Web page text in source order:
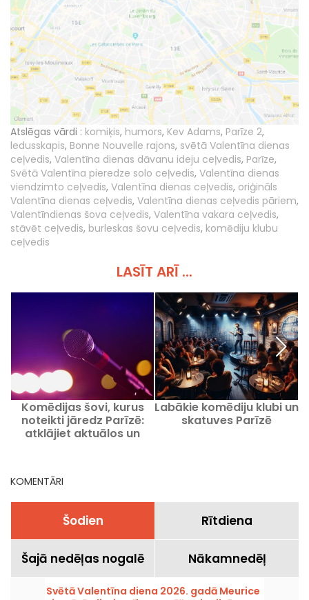
Atslēgas vārdi : komiķis, humors, Kev Adams, Parīze 2,
ledusskapis, Bonne Nouvelle rajons, svētā Valentīna dienas
ceļvedis, Valentīna dienas dāvanu ideju ceļvedis, Parīze,
Svētā Valentīna pieredze solo ceļvedis, Valentīna dienas
viendzimto ceļvedis, Valentīna dienas ceļvedis, oriģināls
Valentīna dienas ceļvedis, Valentīna dienas ceļvedis pāriem,
Valentīndienas šova ceļvedis, Valentīna vakara ceļvedis,
stāvēt ceļvedis, burleskas šovu ceļvedis, komēdiju klubu
ceļvedis
LASĪT ARĪ ...
Komēdijas šovi, kurus
noteikti jāredz Parīzē:
atklājiet aktuālos un
Labākie komēdiju klubi un
skatuves Parīzē
KOMENTĀRI
Šodien Rītdiena
Šajā nedēļas nogalē Nākamnedēļ
Svētā Valentīna diena 2026. gadā Meurice